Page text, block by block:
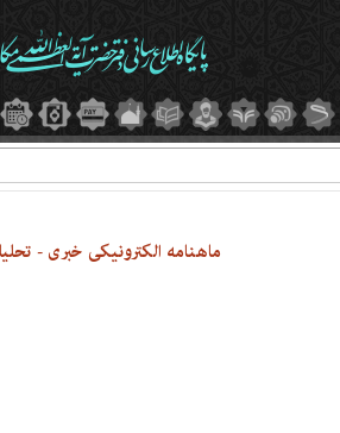
ماهنامه الکترونیکی خبری -